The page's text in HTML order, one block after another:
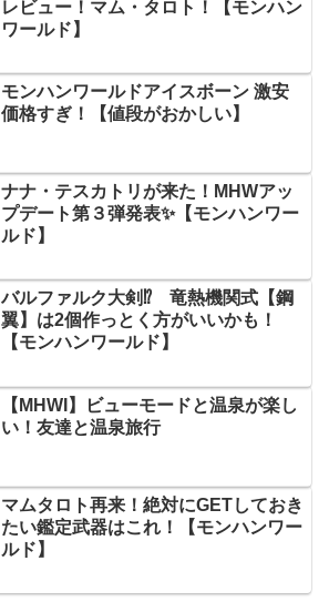
レビュー！マム・タロト！【モンハン
ワールド】
モンハンワールドアイスボーン 激安
価格すぎ！【値段がおかしい】
ナナ・テスカトリが来た！MHWアッ
プデート第３弾発表✨【モンハンワー
ルド】
バルファルク大剣⁉ 竜熱機関式【鋼
翼】は2個作っとく方がいいかも！
【モンハンワールド】
【MHWI】ビューモードと温泉が楽し
い！友達と温泉旅行
マムタロト再来！絶対にGETしておき
たい鑑定武器はこれ！【モンハンワー
ルド】